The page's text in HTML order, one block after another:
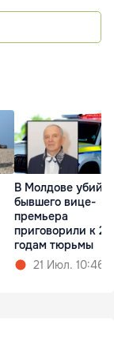
В Молдове
бывшего вице-
премьера
приговорили к 23
годам тюрьмы
21 Июл. 10:46